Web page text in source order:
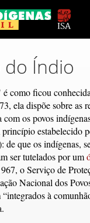
Índio
como ficou
ela dispõe sobre as
com os povos
princípio estabelecido
de que os indígenas,
ser tutelados por um
o Serviço de
Nacional dos
“integrados à